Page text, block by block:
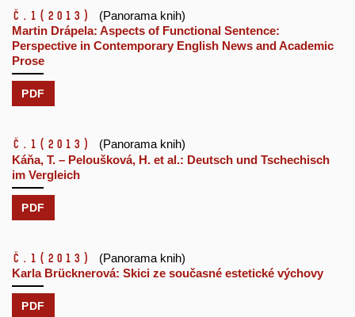
č.1 (2013)
(Panorama knih)
Martin Drápela: Aspects of Functional Sentence:
Perspective in Contemporary English News and Academic
Prose
PDF
č.1 (2013)
(Panorama knih)
Káňa, T. – Peloušková, H. et al.: Deutsch und Tschechisch
im Vergleich
PDF
č.1 (2013)
(Panorama knih)
Karla Brücknerová: Skici ze současné estetické výchovy
PDF